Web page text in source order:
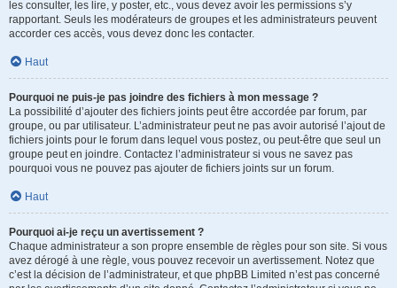
les consulter, les lire, y poster, etc., vous devez avoir les permissions s’y
rapportant. Seuls les modérateurs de groupes et les administrateurs peuvent
accorder ces accès, vous devez donc les contacter.
Haut
Pourquoi ne puis-je pas joindre des fichiers à mon message ?
La possibilité d’ajouter des fichiers joints peut être accordée par forum, par
groupe, ou par utilisateur. L’administrateur peut ne pas avoir autorisé l’ajout de
fichiers joints pour le forum dans lequel vous postez, ou peut-être que seul un
groupe peut en joindre. Contactez l’administrateur si vous ne savez pas
pourquoi vous ne pouvez pas ajouter de fichiers joints sur un forum.
Haut
Pourquoi ai-je reçu un avertissement ?
Chaque administrateur a son propre ensemble de règles pour son site. Si vous
avez dérogé à une règle, vous pouvez recevoir un avertissement. Notez que
c’est la décision de l’administrateur, et que phpBB Limited n’est pas concerné